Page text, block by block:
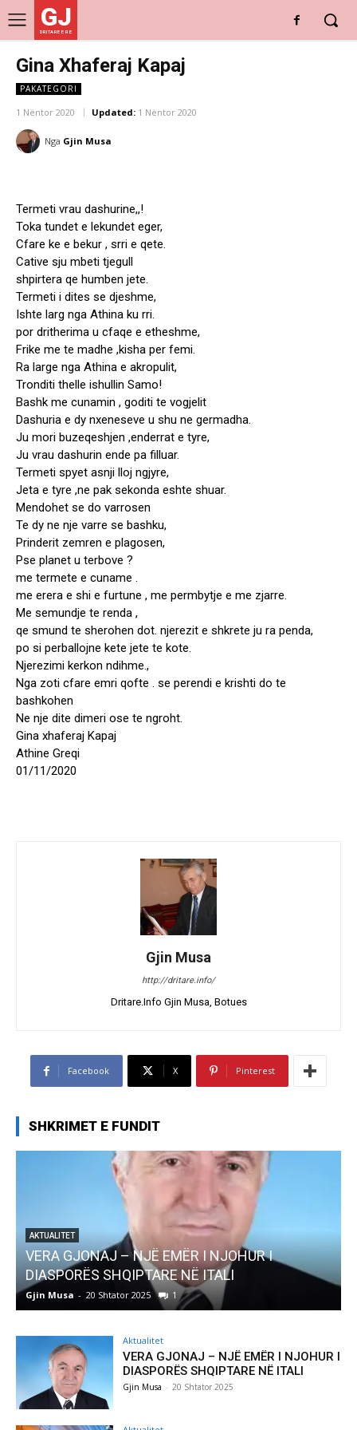
GJ
DRITARE E RE
Gina Xhaferaj Kapaj
PAKATEGORI
1 Nëntor 2020 Updated: 1 Nëntor 2020
Nga Gjin Musa
Termeti vrau dashurine,,!
Toka tundet e lekundet eger,
Cfare ke e bekur , srri e qete.
Cative sju mbeti tjegull
shpirtera qe humben jete.
Termeti i dites se djeshme,
Ishte larg nga Athina ku rri.
por dritherima u cfaqe e etheshme,
Frike me te madhe ,kisha per femi.
Ra large nga Athina e akropulit,
Tronditi thelle ishullin Samo!
Bashk me cunamin , goditi te vogjelit
Dashuria e dy nxeneseve u shu ne germadha.
Ju mori buzeqeshjen ,enderrat e tyre,
Ju vrau dashurin ende pa filluar.
Termeti spyet asnji lloj ngjyre,
Jeta e tyre ,ne pak sekonda eshte shuar.
Mendohet se do varrosen
Te dy ne nje varre se bashku,
Prinderit zemren e plagosen,
Pse planet u terbove ?
me termete e cuname .
me erera e shi e furtune , me permbytje e me zjarre.
Me semundje te renda ,
qe smund te sherohen dot. njerezit e shkrete ju ra penda,
po si perballojne kete jete te kote.
Njerezimi kerkon ndihme.,
Nga zoti cfare emri qofte . se perendi e krishti do te
bashkohen
Ne nje dite dimeri ose te ngroht.
Gina xhaferaj Kapaj
Athine Greqi
01/11/2020
Gjin Musa
http://dritare.info/
Dritare.Info Gjin Musa, Botues
Facebook X Pinterest
SHKRIMET E FUNDIT
AKTUALITET
Pregaditi Gjin Musa-Rome- Shtator 2025
Gjin Musa - 8 Shtator 2025
Aktualitet
VERA GJONAJ – NJË EMËR I NJOHUR I
DIASPORËS SHQIPTARE NË ITALI
Gjin Musa - 20 Shtator 2025